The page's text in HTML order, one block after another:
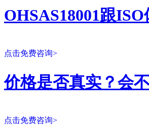
OHSAS18001跟
点击免费咨询>
价格是否真实？会
点击免费咨询>